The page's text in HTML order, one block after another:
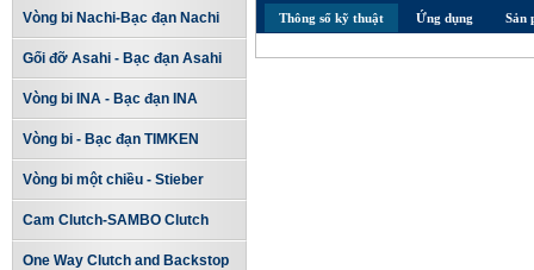
Vòng bi Nachi-Bạc đạn Nachi
Gối đỡ Asahi - Bạc đạn Asahi
Vòng bi INA - Bạc đạn INA
Vòng bi - Bạc đạn TIMKEN
Vòng bi một chiều - Stieber
Cam Clutch-SAMBO Clutch
One Way Clutch and Backstop
Thông số kỹ thuật Ứng dụng Sản